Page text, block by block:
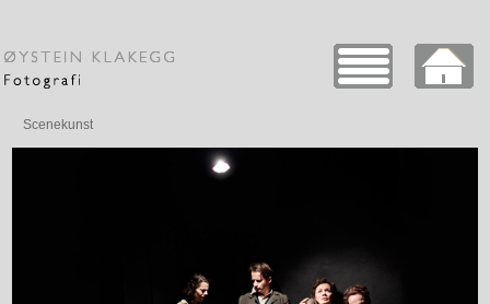
Scenekunst